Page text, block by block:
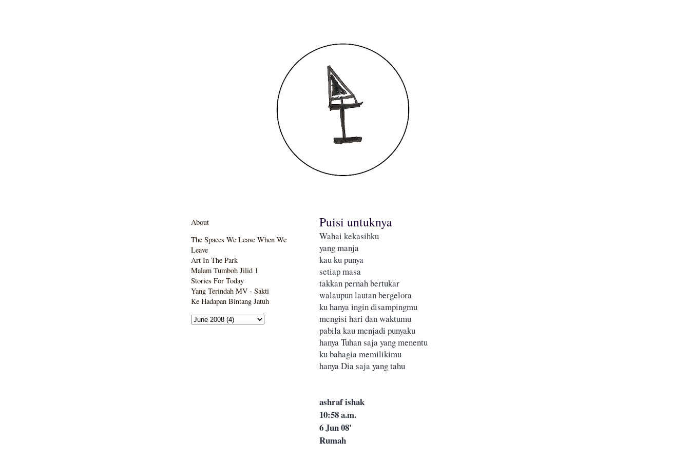
About
The Spaces We Leave When We
Leave
Art In The Park
Malam Tumboh Jilid 1
Stories For Today
Yang Terindah MV - Sakti
Ke Hadapan Bintang Jatuh
Puisi untuknya
Wahai kekasihku
yang manja
kau ku punya
setiap masa
takkan pernah bertukar
walaupun lautan bergelora
ku hanya ingin disampingmu
mengisi hari dan waktumu
pabila kau menjadi punyaku
hanya Tuhan saja yang menentu
ku bahagia memilikimu
hanya Dia saja yang tahu
ashraf ishak
10:58 a.m.
6 Jun 08'
Rumah